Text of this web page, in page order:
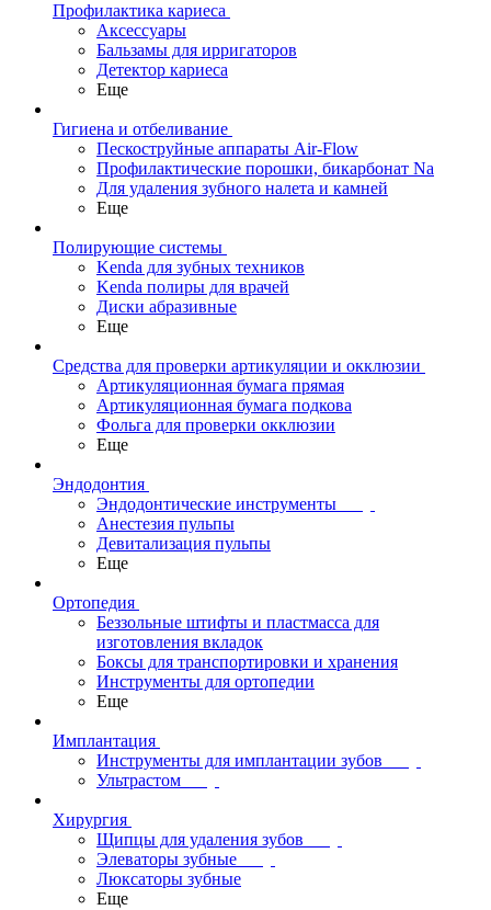
Профилактика кариеса
Аксессуары
Бальзамы для ирригаторов
Детектор кариеса
Еще
Гигиена и отбеливание
Пескоструйные аппараты Air-Flow
Профилактические порошки, бикарбонат Na
Для удаления зубного налета и камней
Еще
Полирующие системы
Kenda для зубных техников
Kenda полиры для врачей
Диски абразивные
Еще
Средства для проверки артикуляции и окклюзии
Артикуляционная бумага прямая
Артикуляционная бумага подкова
Фольга для проверки окклюзии
Еще
Эндодонтия
Эндодонтические инструменты
Анестезия пульпы
Девитализация пульпы
Еще
Ортопедия
Беззольные штифты и пластмасса для
изготовления вкладок
Боксы для транспортировки и хранения
Инструменты для ортопедии
Еще
Имплантация
Инструменты для имплантации зубов
Ультрастом
Хирургия
Щипцы для удаления зубов
Элеваторы зубные
Люксаторы зубные
Еще